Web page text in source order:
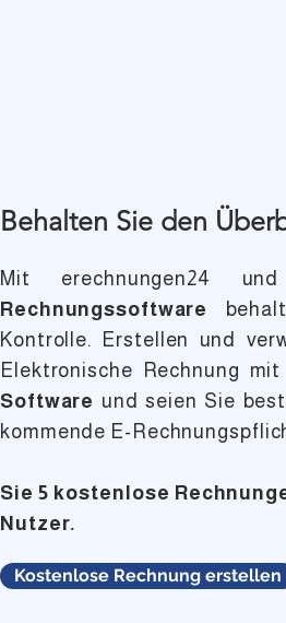
Behalten Sie den
Mit erechnungen24
Rechnungssoftware
Kontrolle. Erstellen und
Elektronische Rechnung
Software und seien Sie
kommende E-
Sie 5 kostenlose
Nutzer.
Kostenlose Rechnung erstellen